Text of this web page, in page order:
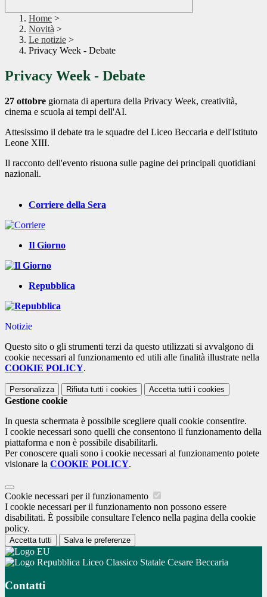
Home >
Novità >
Le notizie >
Privacy Week - Debate
Privacy Week - Debate
27 ottobre giornata di apertura della Privacy Week, creatività,
cinema e scuola ai tempi dell'AI.
Attesissimo il debate tra le squadre del Liceo Beccaria e dell'Istituto
Leone XIII.
Il racconto dell'evento risuona sulle pagine dei principali quotidiani
nazionali.
Corriere della Sera
Il Giorno
Repubblica
Notizie
Questo sito o gli strumenti terzi da questo utilizzati si avvalgono di
cookie necessari al funzionamento ed utili alle finalità illustrate nella
COOKIE POLICY.
Personalizza Rifiuta tutti i cookies Accetta tutti i cookies
Gestione cookie
In questa schermata è possibile scegliere quali cookie consentire.
I cookie necessari sono quelli che consentono il funzionamento della
piattaforma e non è possibile disabilitarli.
Per conoscere quali sono i cookie necessari al funzionamento potete
visionare la COOKIE POLICY.
Cookie necessari per il funzionamento
I cookie necessari per il funzionamento non possono essere
disabilitati. È possibile consultare l'elenco nella pagina della cookie
policy.
Accetta tutti Salva le preferenze
Liceo Classico Statale Cesare Beccaria
Contatti